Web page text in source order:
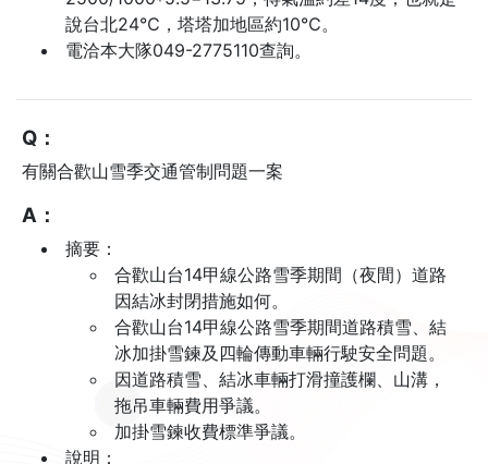
說台北24℃，塔塔加地區約10℃。
電洽本大隊049-2775110查詢。
Q：
有關合歡山雪季交通管制問題一案
A：
摘要：
合歡山台14甲線公路雪季期間（夜間）道路
因結冰封閉措施如何。
合歡山台14甲線公路雪季期間道路積雪、結
冰加掛雪鍊及四輪傳動車輛行駛安全問題。
因道路積雪、結冰車輛打滑撞護欄、山溝，
拖吊車輛費用爭議。
加掛雪鍊收費標準爭議。
說明：